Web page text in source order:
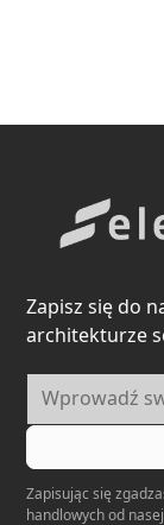
Zapisz się do
architekturze
Zapisując się
handlowych od